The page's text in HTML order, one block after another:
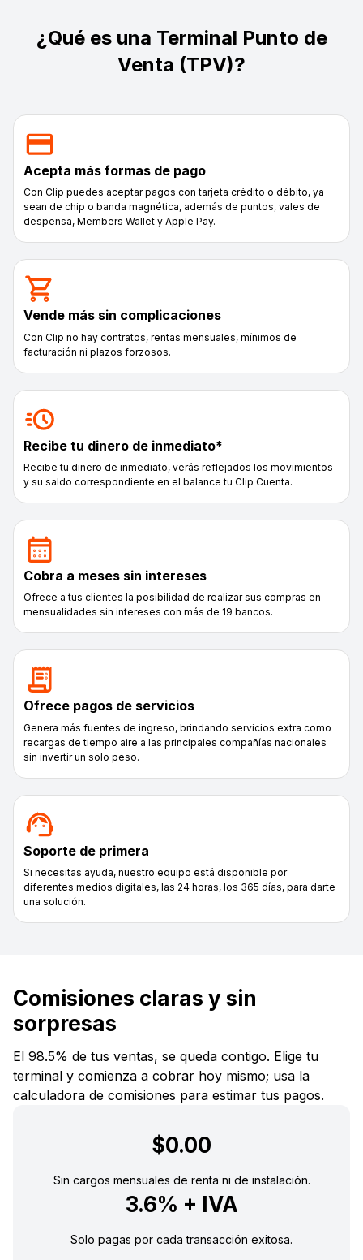
¿Qué es una Terminal Punto de
Venta (TPV)?
Acepta más formas de pago
Con Clip puedes aceptar pagos con tarjeta crédito o débito, ya
sean de chip o banda magnética, además de puntos, vales de
despensa, Members Wallet y Apple Pay.
Vende más sin complicaciones
Con Clip no hay contratos, rentas mensuales, mínimos de
facturación ni plazos forzosos.
Recibe tu dinero de inmediato*
Recibe tu dinero de inmediato, verás reflejados los movimientos
y su saldo correspondiente en el balance tu Clip Cuenta.
Cobra a meses sin intereses
Ofrece a tus clientes la posibilidad de realizar sus compras en
mensualidades sin intereses con más de 19 bancos.
Ofrece pagos de servicios
Genera más fuentes de ingreso, brindando servicios extra como
recargas de tiempo aire a las principales compañías nacionales
sin invertir un solo peso.
Soporte de primera
Si necesitas ayuda, nuestro equipo está disponible por
diferentes medios digitales, las 24 horas, los 365 días, para darte
una solución.
Comisiones claras y sin
sorpresas
El 98.5% de tus ventas, se queda contigo. Elige tu
terminal y comienza a cobrar hoy mismo; usa la
calculadora de comisiones para estimar tus pagos.
$0.00
Sin cargos mensuales de renta ni de instalación.
3.6% + IVA
Solo pagas por cada transacción exitosa.